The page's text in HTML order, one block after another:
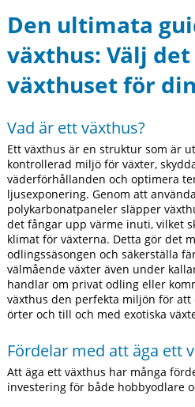
Den ultimata
växthus: Välj
växthuset för
Vad är ett växthus?
Ett växthus är en struktur som är
kontrollerad miljö för växter,
väderförhållanden och optimera
ljusexponering. Genom att
polykarbonatpaneler släpper
det fångar upp värme inuti, vilket
klimat för växterna. Detta gör det
odlingssäsongen och säkerställa
välmående växter även under
handlar om privat odling eller
växthus den perfekta miljön för att
örter och till och med exotiska
Fördelar med att äga ett
Att äga ett växthus har många
investering för både hobbyodlare